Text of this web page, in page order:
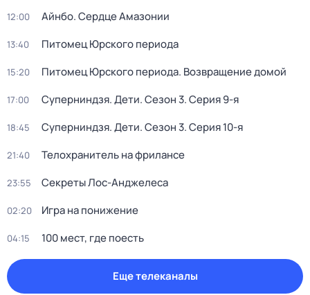
12:00 Айнбо. Сердце Амазонии
13:40 Питомец Юрского периода
15:20 Питомец Юрского периода. Возвращение домой
17:00 Суперниндзя. Дети. Сезон 3. Серия 9-я
18:45 Суперниндзя. Дети. Сезон 3. Серия 10-я
21:40 Телохранитель на фрилансе
23:55 Секреты Лос-Анджелеса
02:20 Игра на понижение
04:15 100 мест, где поесть
Еще телеканалы